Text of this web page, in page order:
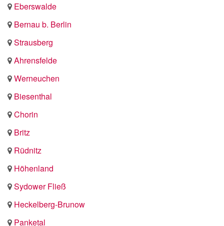
Eberswalde
Bernau b. Berlin
Strausberg
Ahrensfelde
Werneuchen
Biesenthal
Chorin
Britz
Rüdnitz
Höhenland
Sydower Fließ
Heckelberg-Brunow
Panketal